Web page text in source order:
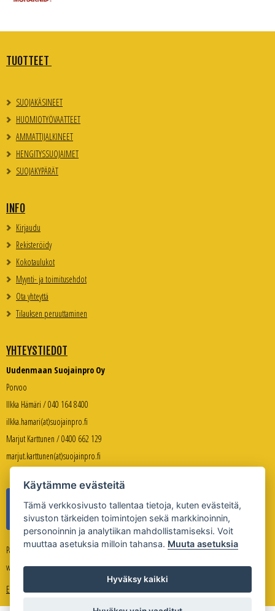
TUOTTEET
SUOJAKÄSINEET
HUOMIOTYÖVAATTEET
AMMATTIJALKINEET
HENGITYSSUOJAIMET
SUOJAKYPÄRÄT
INFO
Kirjaudu
Rekisteröidy
Kokotaulukot
Myynti- ja toimitusehdot
Ota yhteyttä
Tilauksen peruuttaminen
YHTEYSTIEDOT
Uudenmaan Suojainpro Oy
Porvoo
Ilkka Hämäri / 040 164 8400
ilkka.hamari(at)suojainpro.fi
Marjut Karttunen / 0400 662 129
marjut.karttunen(at)suojainpro.fi
Palveleva verkkokauppa:
www.suojanpro.fi
Evästeasetukset
Käytämme evästeitä
Tämä verkkosivusto tallentaa tietoja, kuten evästeitä,
sivuston tärkeiden toimintojen sekä markkinoinnin,
personoinnin ja analytiikan mahdollistamiseksi. Voit
muuttaa asetuksia milloin tahansa. Muuta asetuksia
Hyväksy kaikki